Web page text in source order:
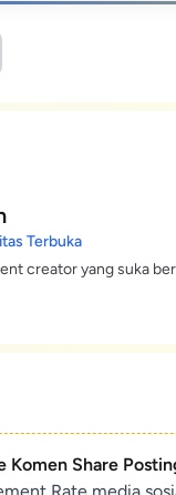
Terbuka
creator yang suka
Komen Share